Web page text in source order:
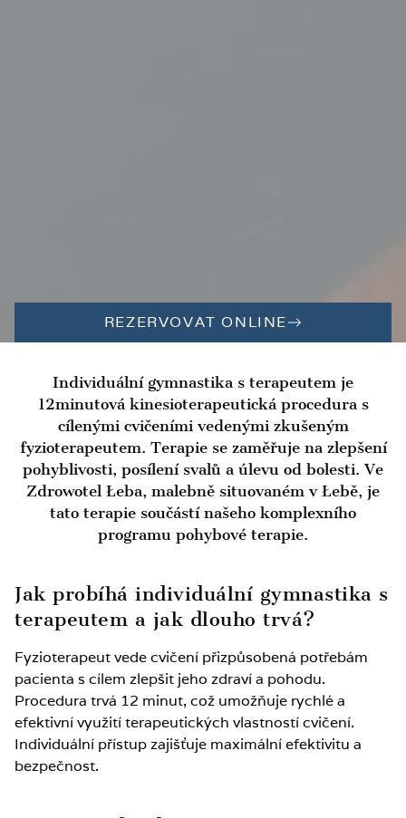
REZERVOVAT ONLINE
Individuální gymnastika s terapeutem je
12minutová kinesioterapeutická procedura s
cílenými cvičeními vedenými zkušeným
fyzioterapeutem. Terapie se zaměřuje na zlepšení
pohyblivosti, posílení svalů a úlevu od bolesti. Ve
Zdrowotel Łeba, malebně situovaném v Łebě, je
tato terapie součástí našeho komplexního
programu pohybové terapie.
Jak probíhá individuální gymnastika s
terapeutem a jak dlouho trvá?
Fyzioterapeut vede cvičení přizpůsobená potřebám
pacienta s cílem zlepšit jeho zdraví a pohodu.
Procedura trvá 12 minut, což umožňuje rychlé a
efektivní využití terapeutických vlastností cvičení.
Individuální přístup zajišťuje maximální efektivitu a
bezpečnost.